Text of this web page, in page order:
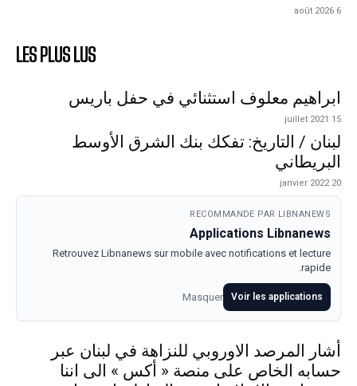
6 août 2026
LES PLUS LUS
ابراهيم معلوف استثنائي في حفل باريس
15 juillet 2021
لبنان / التاريخ: تفكك بنك الشرق الأوسط
البريطاني
20 janvier 2022
RECOMMANDE PAR LIBNANEWS
Applications Libnanews
Retrouvez Libnanews sur mobile avec notifications et lecture
rapide.
Voir les applications
Masquer
أشار المرصد الاوروبي للنزاهة في لبنان عبر
حسابه الخاص على منصة « أكس » الى اننا